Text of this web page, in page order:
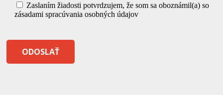
Zaslaním žiadosti potvrdzujem, že som sa oboznámil(a) so
zásadami spracúvania osobných údajov